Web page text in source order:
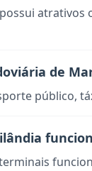
de
público,